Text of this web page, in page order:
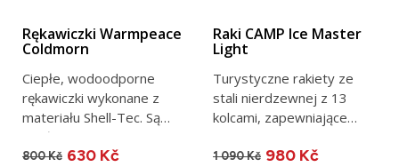
Rękawiczki Warmpeace
Coldmorn
Ciepłe, wodoodporne
rękawiczki wykonane z
materiału Shell-Tec. Są
ciepłe, mają
antypoślizgową...
800 Kč 630 Kč
Raki CAMP Ice Master
Light
Turystyczne rakiety ze
stali nierdzewnej z 13
kolcami, zapewniające
po...
1 090 Kč 980 Kč